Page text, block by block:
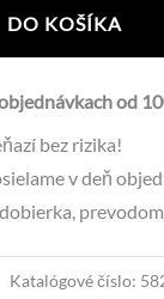
DO KOŠÍKA
od
bez rizika!
v deň
Katalógové číslo: